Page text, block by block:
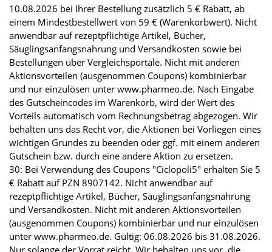
10.08.2026 bei Ihrer Bestellung zusätzlich 5 € Rabatt, ab
einem Mindestbestellwert von 59 € (Warenkorbwert). Nicht
anwendbar auf rezeptpflichtige Artikel, Bücher,
Säuglingsanfangsnahrung und Versandkosten sowie bei
Bestellungen über Vergleichsportale. Nicht mit anderen
Aktionsvorteilen (ausgenommen Coupons) kombinierbar
und nur einzulösen unter www.pharmeo.de. Nach Eingabe
des Gutscheincodes im Warenkorb, wird der Wert des
Vorteils automatisch vom Rechnungsbetrag abgezogen. Wir
behalten uns das Recht vor, die Aktionen bei Vorliegen eines
wichtigen Grundes zu beenden oder ggf. mit einem anderen
Gutschein bzw. durch eine andere Aktion zu ersetzen.
30: Bei Verwendung des Coupons "Ciclopoli5" erhalten Sie 5
€ Rabatt auf PZN 8907142. Nicht anwendbar auf
rezeptpflichtige Artikel, Bücher, Säuglingsanfangsnahrung
und Versandkosten. Nicht mit anderen Aktionsvorteilen
(ausgenommen Coupons) kombinierbar und nur einzulösen
unter www.pharmeo.de. Gültig: 06.08.2026 bis 31.08.2026.